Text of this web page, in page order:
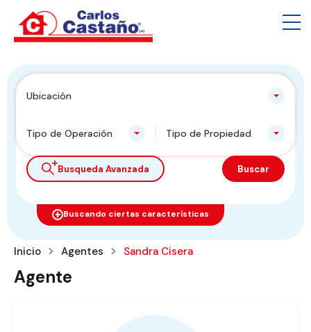
Ubicación
Tipo de Operación Tipo de Propiedad
Buscando ciertas características
Busqueda Avanzada Buscar
Inicio Agentes Sandra Cisera
Agente